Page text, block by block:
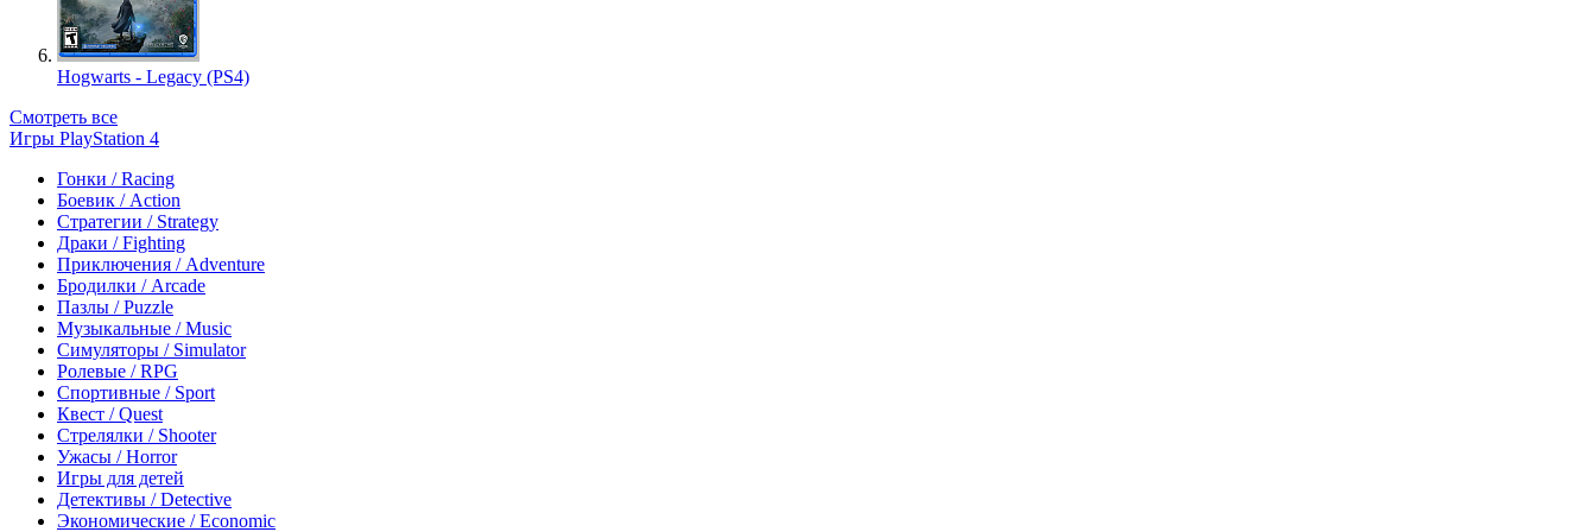
Hogwarts - Legacy (PS4)
Смотреть все
Игры PlayStation 4
Гонки / Racing
Боевик / Action
Стратегии / Strategy
Драки / Fighting
Приключения / Adventure
Бродилки / Arcade
Пазлы / Puzzle
Музыкальные / Music
Симуляторы / Simulator
Ролевые / RPG
Спортивные / Sport
Квест / Quest
Стрелялки / Shooter
Ужасы / Horror
Игры для детей
Детективы / Detective
Экономические / Economic